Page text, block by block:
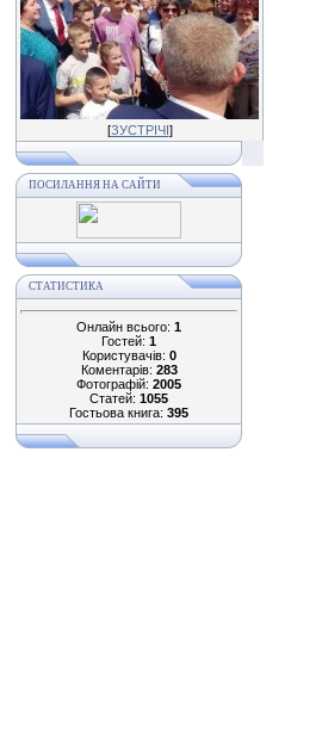
[ЗУСТРІЧІ]
ПОСИЛАННЯ НА САЙТИ
СТАТИСТИКА
Онлайн всього: 1
Гостей: 1
Користувачів: 0
Коментарів: 283
Фотографій: 2005
Статей: 1055
Гостьова книга: 395